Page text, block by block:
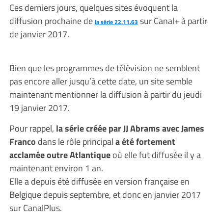
Ces derniers jours, quelques sites évoquent la
diffusion prochaine de la série 22.11.63 sur Canal+ à partir
de janvier 2017.
Bien que les programmes de télévision ne semblent
pas encore aller jusqu’à cette date, un site semble
maintenant mentionner la diffusion à partir du jeudi
19 janvier 2017.
Pour rappel, la série créée par JJ Abrams avec James
Franco dans le rôle principala été fortement
acclamée outre Atlantiqueoù elle fut diffusée il y a
maintenant environ 1 an.
Elle a depuis été diffusée en version française en
Belgique depuis septembre, et donc en janvier 2017
sur CanalPlus.